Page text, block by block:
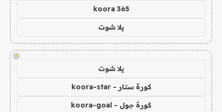
koora 365
يلا شوت
!
يلا شوت
كورة ستار - koora-star
كورة جول - koora-goal